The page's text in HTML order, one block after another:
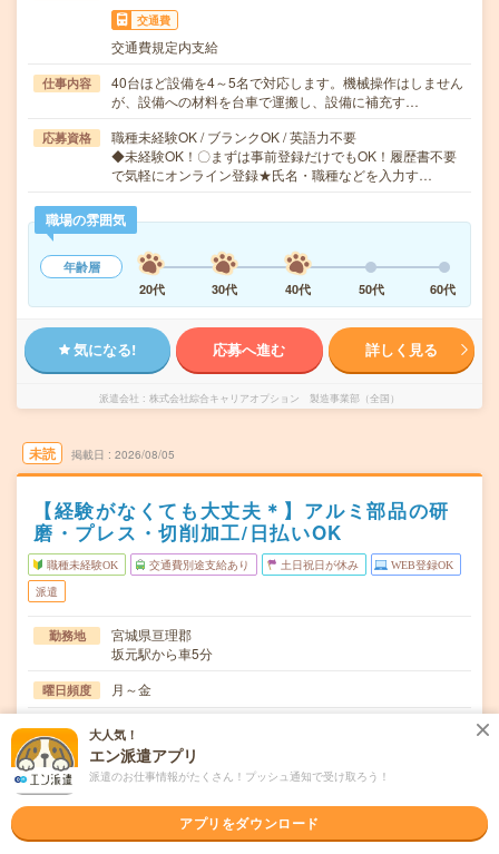
交通費
交通費規定内支給
仕事内容
40台ほど設備を4～5名で対応します。機械操作はしません
が、設備への材料を台車で運搬し、設備に補充す…
応募資格
職種未経験OK / ブランクOK / 英語力不要
◆未経験OK！〇まずは事前登録だけでもOK！履歴書不要
で気軽にオンライン登録★氏名・職種などを入力す…
職場の雰囲気
年齢層
20代
30代 40代 50代 60代
気になる! 応募へ進む 詳しく見る
派遣会社 株式会社綜合キャリアオプション 製造事業部（全国）
未読 掲載日 2026/08/05
【経験がなくても大丈夫＊】アルミ部品の研
磨・プレス・切削加工/日払いOK
職種未経験OK 交通費別途支給あり 土日祝日が休み WEB登録OK
派遣
勤務地
宮城県亘理郡
坂元駅から車5分
曜日頻度 月～金
時間 08:15～17:0016:50～01:3517:50～02:35
期間 長期でお仕事できる方、大歓迎！
時給
大人気！
エン派遣アプリ
派遣のお仕事情報がたくさん！プッシュ通知で受け取ろう！
アプリをダウンロード